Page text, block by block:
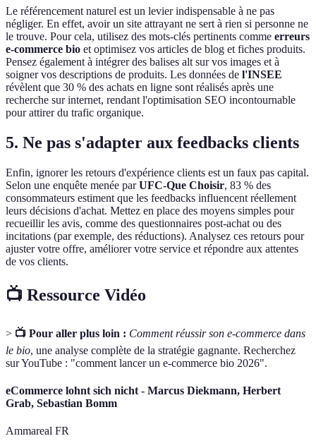
Le référencement naturel est un levier indispensable à ne pas
négliger. En effet, avoir un site attrayant ne sert à rien si personne ne
le trouve. Pour cela, utilisez des mots-clés pertinents comme erreurs
e-commerce bio et optimisez vos articles de blog et fiches produits.
Pensez également à intégrer des balises alt sur vos images et à
soigner vos descriptions de produits. Les données de l'INSEE
révèlent que 30 % des achats en ligne sont réalisés après une
recherche sur internet, rendant l'optimisation SEO incontournable
pour attirer du trafic organique.
5. Ne pas s'adapter aux feedbacks clients
Enfin, ignorer les retours d'expérience clients est un faux pas capital.
Selon une enquête menée parUFC-Que Choisir, 83 % des
consommateurs estiment que les feedbacks influencent réellement
leurs décisions d'achat. Mettez en place des moyens simples pour
recueillir les avis, comme des questionnaires post-achat ou des
incitations (par exemple, des réductions). Analysez ces retours pour
ajuster votre offre, améliorer votre service et répondre aux attentes
de vos clients.
📺 Ressource Vidéo
> 📺 Pour aller plus loin : Comment réussir son e-commerce dans
le bio, une analyse complète de la stratégie gagnante. Recherchez
sur YouTube : "comment lancer un e-commerce bio 2026".
eCommerce lohnt sich nicht - Marcus Diekmann, Herbert
Grab, Sebastian Bomm
Ammareal FR